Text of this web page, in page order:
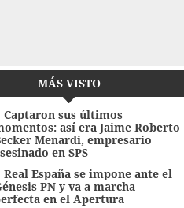
MÁS VISTO
Captaron sus últimos
así era Jaime Roberto
Menardi​​​, empresario
en SPS
Real España se impone ante el
PN y va a marcha
en el Apertura